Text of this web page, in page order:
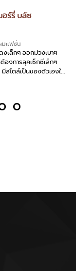
อร์รี่ บลัช
มแฟชั่น
งเล็กๆ ออกม่วงเบาๆ
องการลุคเซ็กซี่เล็กๆ
มีสไตล์เป็นของตัวเองใน
ซ็นเตอร์คู่
มลบิวตี้ จัด
ย่างยิ่งใหญ่
มหมูป่า ณ ถ้ำ
ผู้บริหารแห่ง